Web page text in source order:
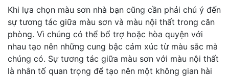
Khi lựa chọn màu sơn nhà bạn cũng cần phải chú ý đến
sự tương tác giữa màu sơn và màu nội thất trong căn
phòng. Vì chúng có thể bổ trợ hoặc hòa quyện với
nhau tạo nên những cung bậc cảm xúc từ màu sắc mà
chúng có. Sự tương tác giữa màu sơn với màu nội thất
là nhân tố quan trọng để tạo nên một không gian hài